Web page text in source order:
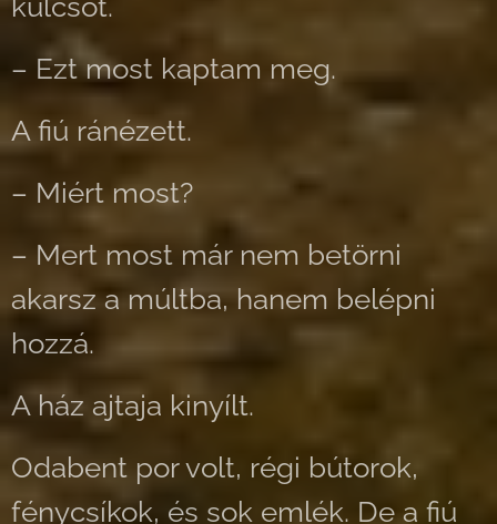
kulcsot.
– Ezt most kaptam meg.
A fiú ránézett.
– Miért most?
– Mert most már nem betörni
akarsz a múltba, hanem belépni
hozzá.
A ház ajtaja kinyílt.
Odabent por volt, régi bútorok,
fénycsíkok, és sok emlék. De a fiú